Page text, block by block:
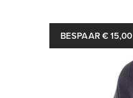
BESPAAR € 15,00